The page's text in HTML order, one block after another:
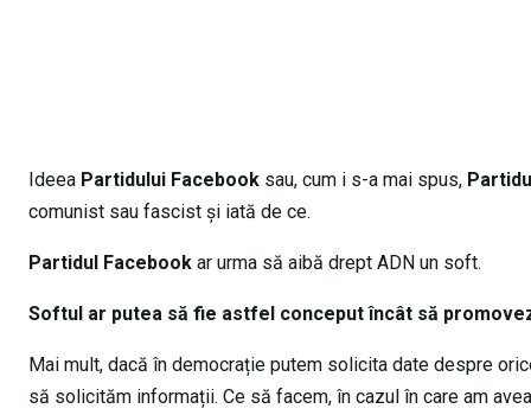
Ideea Partidului Facebook sau, cum i s-a mai spus,
comunist sau fascist și iată de ce.
Partidul Facebook ar urma să aibă drept ADN un soft.
Softul ar putea să fie astfel conceput încât să
Mai mult, dacă în democrație putem solicita date despre
să solicităm informații. Ce să facem, în cazul în care am